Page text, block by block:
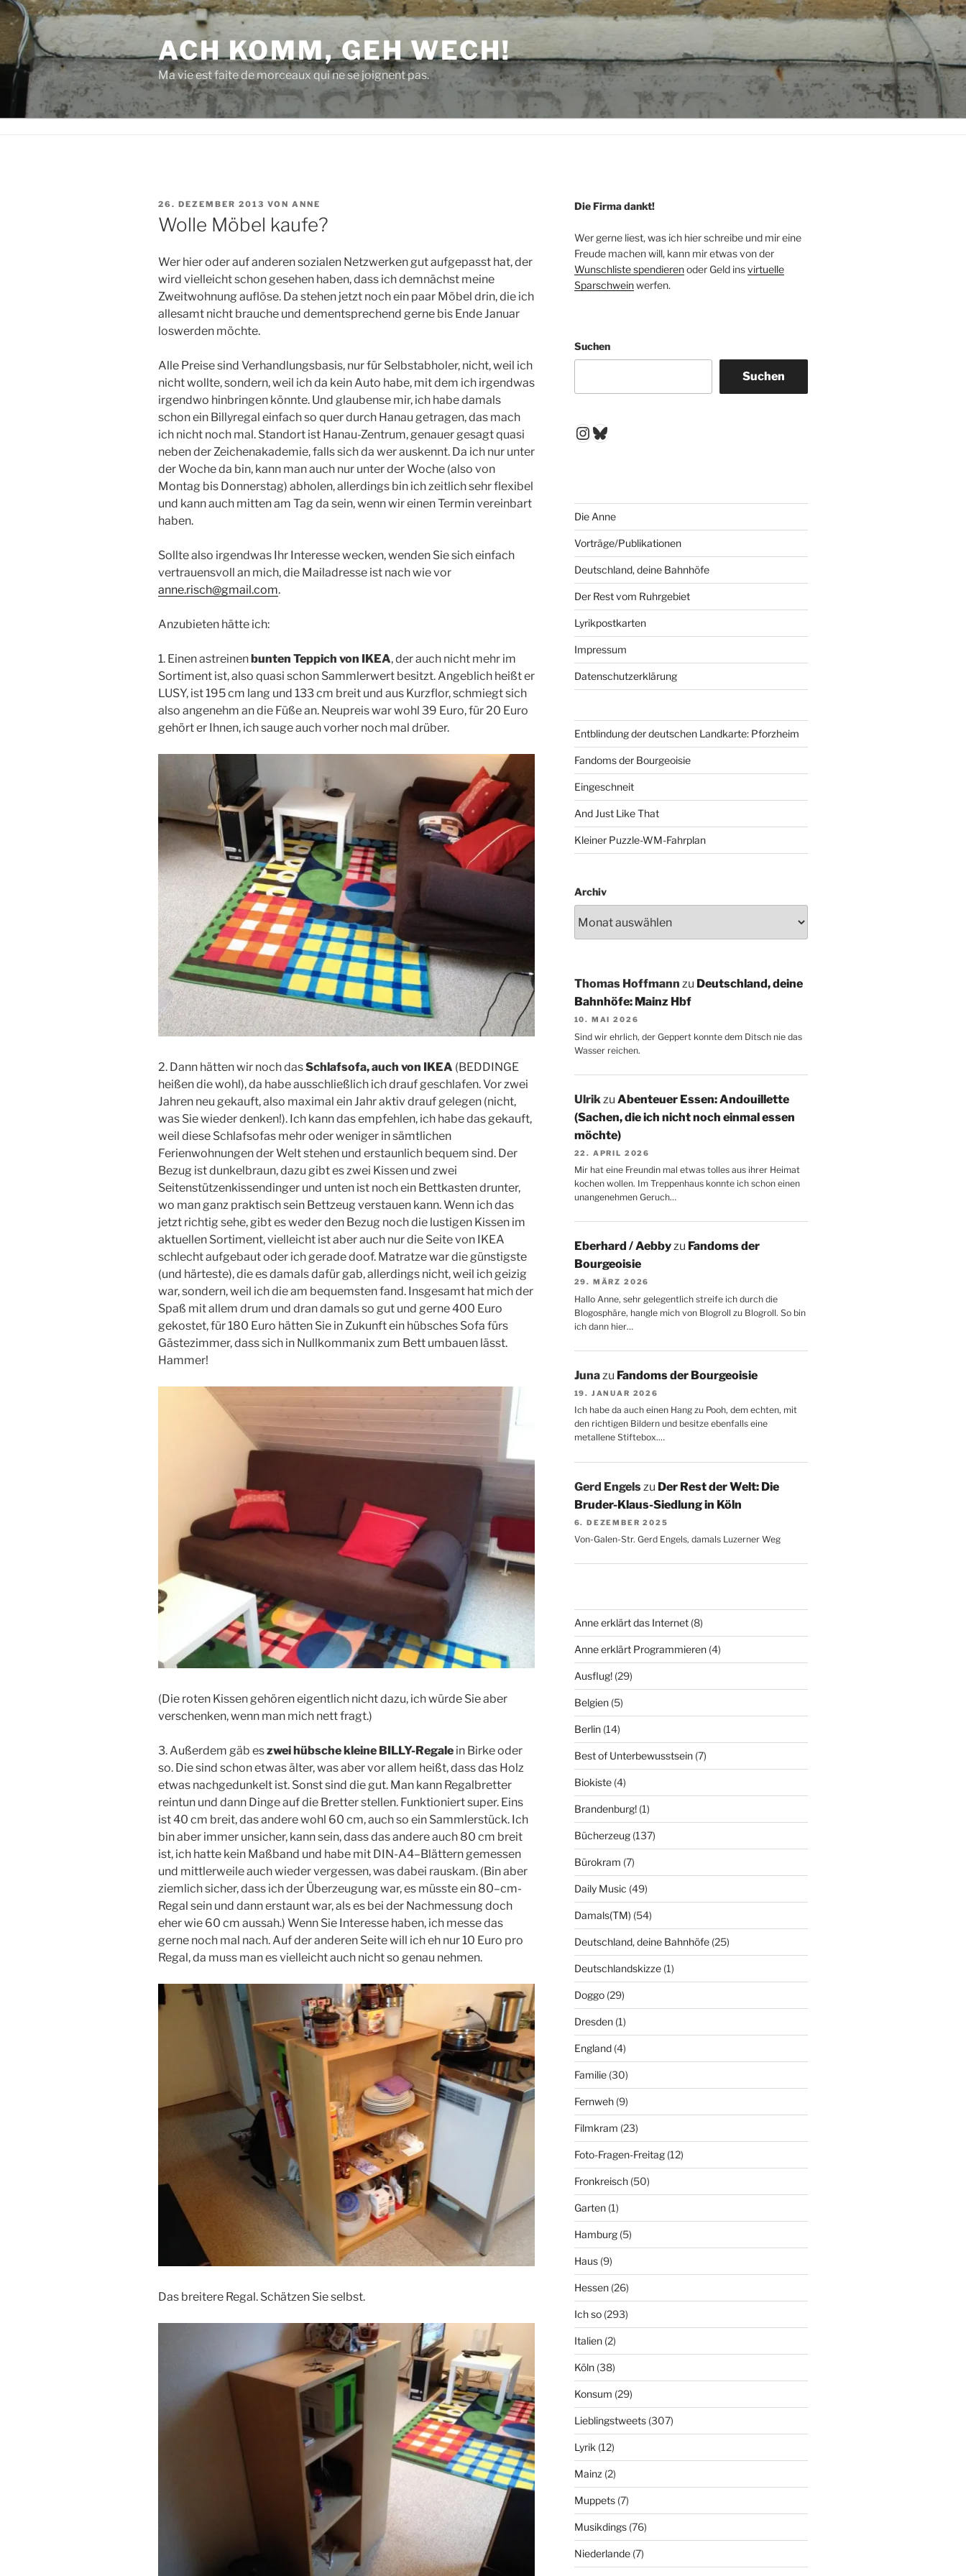
Zum
Inhalt
springen
ACH KOMM, GEH WECH!
Ma vie est faite de morceaux qui ne se joignent pas.
VERÖFFENTLICHT
AM
26. DEZEMBER 2013 VON ANNE
Wolle Möbel kaufe?
Wer hier oder auf anderen sozialen Netzwerken gut aufgepasst hat, der
wird vielleicht schon gesehen haben, dass ich demnächst meine
Zweitwohnung auflöse. Da stehen jetzt noch ein paar Möbel drin, die ich
allesamt nicht brauche und dementsprechend gerne bis Ende Januar
loswerden möchte.
Alle Preise sind Verhandlungsbasis, nur für Selbstabholer, nicht, weil ich
nicht wollte, sondern, weil ich da kein Auto habe, mit dem ich irgendwas
irgendwo hinbringen könnte. Und glaubense mir, ich habe damals
schon ein Billyregal einfach so quer durch Hanau getragen, das mach
ich nicht noch mal. Standort ist Hanau-Zentrum, genauer gesagt quasi
neben der Zeichenakademie, falls sich da wer auskennt. Da ich nur unter
der Woche da bin, kann man auch nur unter der Woche (also von
Montag bis Donnerstag) abholen, allerdings bin ich zeitlich sehr flexibel
und kann auch mitten am Tag da sein, wenn wir einen Termin vereinbart
haben.
Sollte also irgendwas Ihr Interesse wecken, wenden Sie sich einfach
vertrauensvoll an mich, die Mailadresse ist nach wie vor
anne.risch@gmail.com.
Anzubieten hätte ich:
1. Einen astreinen bunten Teppich von IKEA, der auch nicht mehr im
Sortiment ist, also quasi schon Sammlerwert besitzt. Angeblich heißt er
LUSY, ist 195 cm lang und 133 cm breit und aus Kurzflor, schmiegt sich
also angenehm an die Füße an. Neupreis war wohl 39 Euro, für 20 Euro
gehört er Ihnen, ich sauge auch vorher noch mal drüber.
2. Dann hätten wir noch dasSchlafsofa, auch von IKEA (BEDDINGE
heißen die wohl), da habe ausschließlich ich drauf geschlafen. Vor zwei
Jahren neu gekauft, also maximal ein Jahr aktiv drauf gelegen (nicht,
was Sie wieder denken!). Ich kann das empfehlen, ich habe das gekauft,
weil diese Schlafsofas mehr oder weniger in sämtlichen
Ferienwohnungen der Welt stehen und erstaunlich bequem sind. Der
Bezug ist dunkelbraun, dazu gibt es zwei Kissen und zwei
Seitenstützenkissendinger und unten ist noch ein Bettkasten drunter,
wo man ganz praktisch sein Bettzeug verstauen kann. Wenn ich das
jetzt richtig sehe, gibt es weder den Bezug noch die lustigen Kissen im
aktuellen Sortiment, vielleicht ist aber auch nur die Seite von IKEA
schlecht aufgebaut oder ich gerade doof. Matratze war die günstigste
(und härteste), die es damals dafür gab, allerdings nicht, weil ich geizig
war, sondern, weil ich die am bequemsten fand. Insgesamt hat mich der
Spaß mit allem drum und dran damals so gut und gerne 400 Euro
gekostet, für 180 Euro hätten Sie in Zukunft ein hübsches Sofa fürs
Gästezimmer, dass sich in Nullkommanix zum Bett umbauen lässt.
Hammer!
(Die roten Kissen gehören eigentlich nicht dazu, ich würde Sie aber
verschenken, wenn man mich nett fragt.)
3. Außerdem gäb eszwei hübsche kleine BILLY-Regale in Birke oder
so. Die sind schon etwas älter, was aber vor allem heißt, dass das Holz
etwas nachgedunkelt ist. Sonst sind die gut. Man kann Regalbretter
reintun und dann Dinge auf die Bretter stellen. Funktioniert super. Eins
ist 40 cm breit, das andere wohl 60 cm, auch so ein Sammlerstück. Ich
bin aber immer unsicher, kann sein, dass das andere auch 80 cm breit
ist, ich hatte kein Maßband und habe mit DIN-A4–Blättern gemessen
und mittlerweile auch wieder vergessen, was dabei rauskam. (Bin aber
ziemlich sicher, dass ich der Überzeugung war, es müsste ein 80–cm-
Regal sein und dann erstaunt war, als es bei der Nachmessung doch
eher wie 60 cm aussah.) Wenn Sie Interesse haben, ich messe das
gerne noch mal nach. Auf der anderen Seite will ich eh nur 10 Euro pro
Regal, da muss man es vielleicht auch nicht so genau nehmen.
Das breitere Regal. Schätzen Sie selbst.
Die Firma dankt!
Wer gerne liest, was ich hier schreibe und mir eine
Freude machen will, kann mir etwas von der
Wunschliste spendierenoder Geld insvirtuelle
Sparschweinwerfen.
Suchen
Suchen
Instagram
Bluesky
Die Anne
Vorträge/Publikationen
Deutschland, deine Bahnhöfe
Der Rest vom Ruhrgebiet
Lyrikpostkarten
Impressum
Datenschutzerklärung
Entblindung der deutschen Landkarte: Pforzheim
Fandoms der Bourgeoisie
Eingeschneit
And Just Like That
Kleiner Puzzle-WM-Fahrplan
Archiv
Thomas Hoffmann zu Deutschland, deine
Bahnhöfe: Mainz Hbf
10. MAI 2026
Sind wir ehrlich, der Geppert konnte dem Ditsch nie das
Wasser reichen.
Ulrikzu Abenteuer Essen: Andouillette
(Sachen, die ich nicht noch einmal essen
möchte)
22. APRIL 2026
Mir hat eine Freundin mal etwas tolles aus ihrer Heimat
kochen wollen. Im Treppenhaus konnte ich schon einen
unangenehmen Geruch…
Eberhard / Aebbyzu Fandoms der
Bourgeoisie
29. MÄRZ 2026
Hallo Anne, sehr gelegentlich streife ich durch die
Blogosphäre, hangle mich von Blogroll zu Blogroll. So bin
ich dann hier…
Junazu Fandoms der Bourgeoisie
19. JANUAR 2026
Ich habe da auch einen Hang zu Pooh, dem echten, mit
den richtigen Bildern und besitze ebenfalls eine
metallene Stiftebox.…
Gerd Engelszu Der Rest der Welt: Die
Bruder-Klaus-Siedlung in Köln
6. DEZEMBER 2025
Von-Galen-Str. Gerd Engels, damals Luzerner Weg
Anne erklärt das Internet(8)
Anne erklärt Programmieren(4)
Ausflug!(29)
Belgien(5)
Berlin(14)
Best of Unterbewusstsein(7)
Biokiste(4)
Brandenburg!(1)
Bücherzeug(137)
Bürokram (7)
Daily Music (49)
Damals(TM) (54)
Deutschland, deine Bahnhöfe(25)
Deutschlandskizze(1)
Doggo(29)
Dresden(1)
England(4)
Familie(30)
Fernweh(9)
Filmkram (23)
Foto-Fragen-Freitag(12)
Fronkreisch(50)
Garten(1)
Hamburg(5)
Haus(9)
Hessen(26)
Ich so(293)
Italien(2)
Köln(38)
Konsum (29)
Lieblingstweets(307)
Lyrik (12)
Mainz (2)
Muppets(7)
Musikdings(76)
Niederlande(7)